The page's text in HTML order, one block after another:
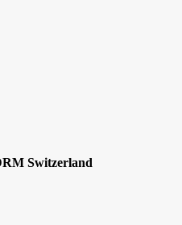
Switzerland